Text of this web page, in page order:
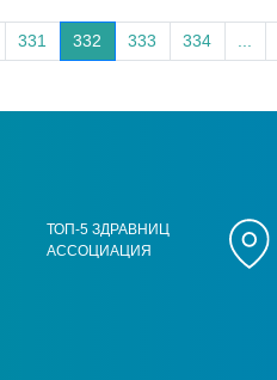
331 332 333 334
ТОП-5 ЗДРАВНИЦ
АССОЦИАЦИЯ